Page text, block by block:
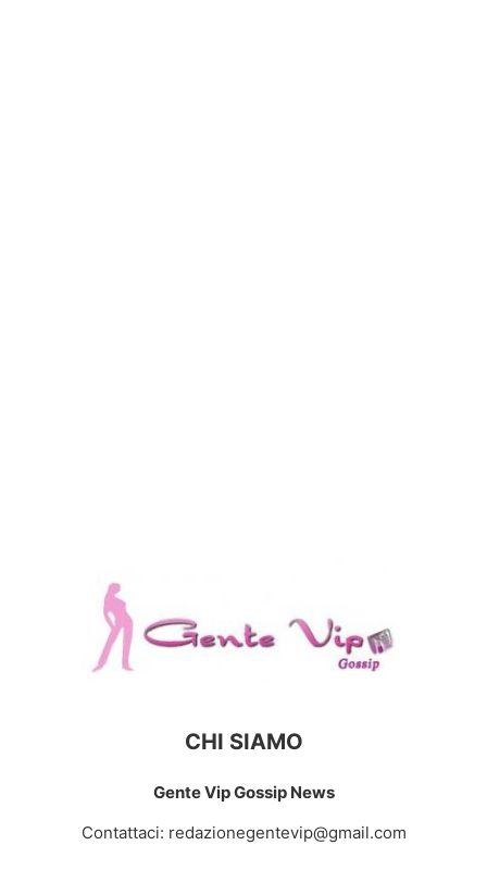
CHI SIAMO
Gente Vip Gossip News
Contattaci: redazionegentevip@gmail.com